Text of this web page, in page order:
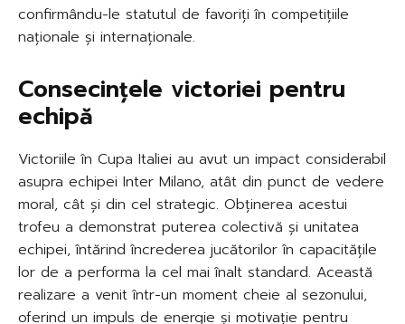
confirmându-le statutul de favoriți în competițiile
naționale și internaționale.
Consecințele victoriei pentru
echipă
Victoriile în Cupa Italiei au avut un impact considerabil
asupra echipei Inter Milano, atât din punct de vedere
moral, cât și din cel strategic. Obținerea acestui
trofeu a demonstrat puterea colectivă și unitatea
echipei, întărind încrederea jucătorilor în capacitățile
lor de a performa la cel mai înalt standard. Această
realizare a venit într-un moment cheie al sezonului,
oferind un impuls de energie și motivație pentru